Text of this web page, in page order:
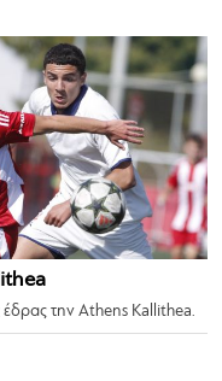
την Athens Kallithea.